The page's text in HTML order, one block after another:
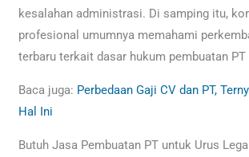
kesalahan administrasi. Di samping itu,
profesional umumnya memahami
terbaru terkait dasar hukum pembuatan
Baca juga: Perbedaan Gaji CV dan PT,
Hal Ini
Butuh Jasa Pembuatan PT untuk Urus